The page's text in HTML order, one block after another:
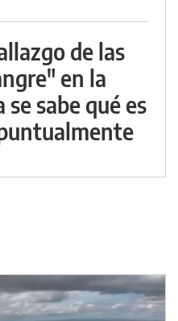
de las
en la
sabe qué es